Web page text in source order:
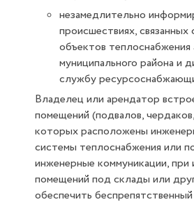
незамедлительно
происшествиях,
объектов
муниципального района и
службу
Владелец или арендатор
помещений (подвалов,
которых расположены
системы теплоснабжения или
инженерные коммуникации, при
помещений под склады или
обеспечить